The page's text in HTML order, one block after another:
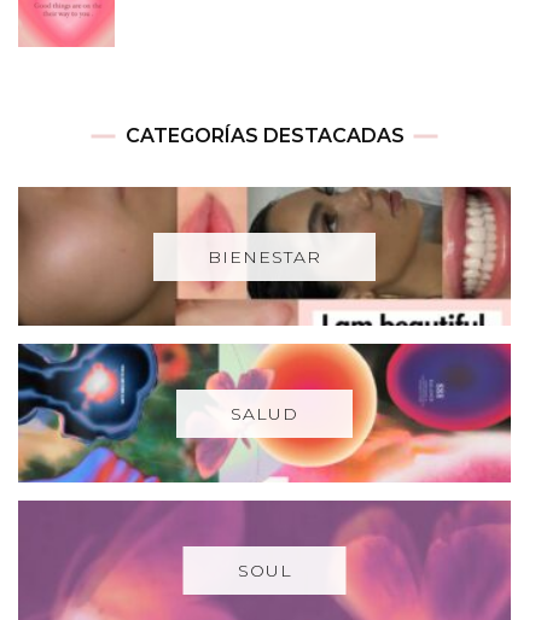
CATEGORÍAS DESTACADAS
BIENESTAR
SALUD
SOUL